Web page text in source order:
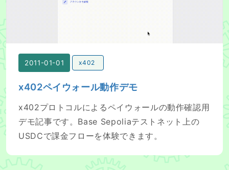
2011-01-01 x402
x402ペイウォール動作デモ
x402プロトコルによるペイウォールの動作確認用
デモ記事です。Base Sepoliaテストネット上の
USDCで課金フローを体験できます。